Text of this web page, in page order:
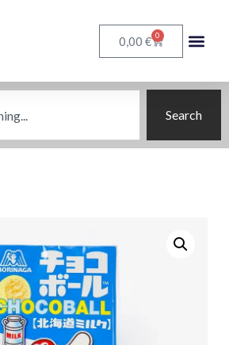
0,00 € 0
Search